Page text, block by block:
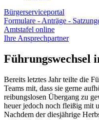
Bürgerserviceportal
Formulare - Anträge -
Amtstafel online
Ihre Ansprechpartner
Führungswechsel
Bereits letztes Jahr teilte die
Teams mit, dass sie gerne
reibungslosen Übergang zu
heuer jedoch noch fleißig mit
Nachdem der diesjährige